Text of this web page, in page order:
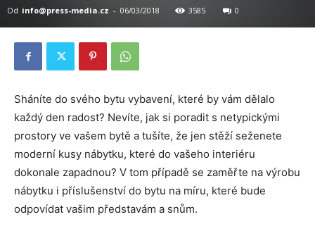
Od info@press-media.cz - 06/03/2018 3585 0
Sháníte do svého bytu vybavení, které by vám dělalo
každý den radost? Nevíte, jak si poradit s netypickými
prostory ve vašem bytě a tušíte, že jen stěží seženete
moderní kusy nábytku, které do vašeho interiéru
dokonale zapadnou? V tom případě se zaměřte na výrobu
nábytku i příslušenství do bytu na míru, které bude
odpovídat vašim představám a snům.